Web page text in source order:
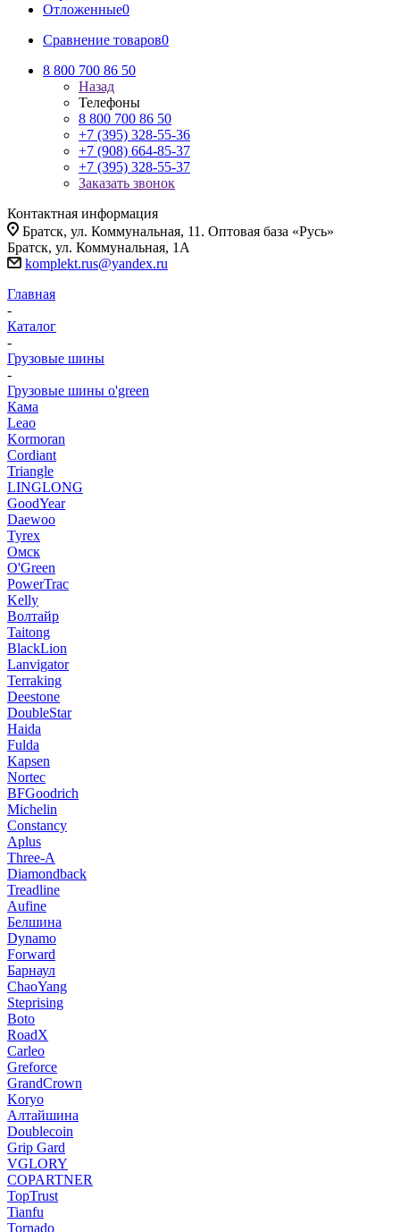
Отложенные0
Сравнение товаров0
8 800 700 86 50
Назад
Телефоны
8 800 700 86 50
+7 (395) 328-55-36
+7 (908) 664-85-37
+7 (395) 328-55-37
Заказать звонок
Контактная информация
Братск, ул. Коммунальная, 11. Оптовая база «Русь»
Братск, ул. Коммунальная, 1А
komplekt.rus@yandex.ru
Главная
-
Каталог
-
Грузовые шины
-
Грузовые шины o'green
Кама
Leao
Kormoran
Cordiant
Triangle
LINGLONG
GoodYear
Daewoo
Tyrex
Омск
O'Green
PowerTrac
Kelly
Волтайр
Taitong
BlackLion
Lanvigator
Terraking
Deestone
DoubleStar
Haida
Fulda
Kapsen
Nortec
BFGoodrich
Michelin
Constancy
Aplus
Three-A
Diamondback
Treadline
Aufine
Белшина
Dynamo
Forward
Барнаул
ChaoYang
Steprising
Boto
RoadX
Carleo
Greforce
GrandCrown
Koryo
Алтайшина
Doublecoin
Grip Gard
VGLORY
COPARTNER
TopTrust
Tianfu
Tornado